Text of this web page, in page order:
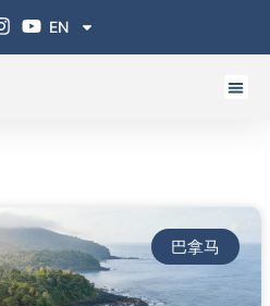
EN
巴拿马